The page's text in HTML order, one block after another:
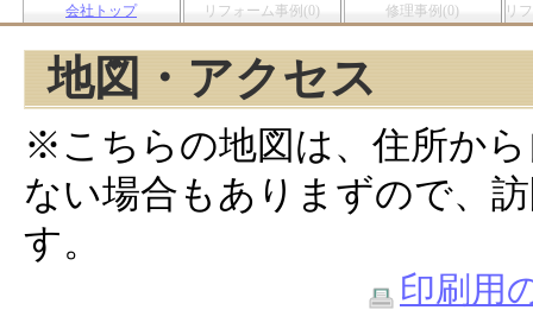
会社トップ リフォーム事例(0) 修理事例(0) リ
地図・アクセス
※こちらの地図は、住所か
ない場合もありまずので、
す。
印刷用